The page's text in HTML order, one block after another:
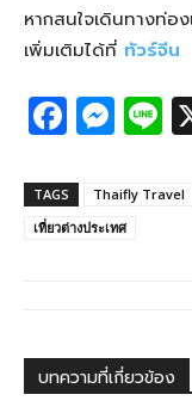
หากสนใจเดินทางท่อ
เพิ่มเติมได้ที่ ทัวร์จีน
F
a
c
e
o
k
M
e
ss
e
er
Li
n
e
TAGS Thaifly Travel
เที่ยวต่างประเทศ
บทความที่เกี่ยวข้อง